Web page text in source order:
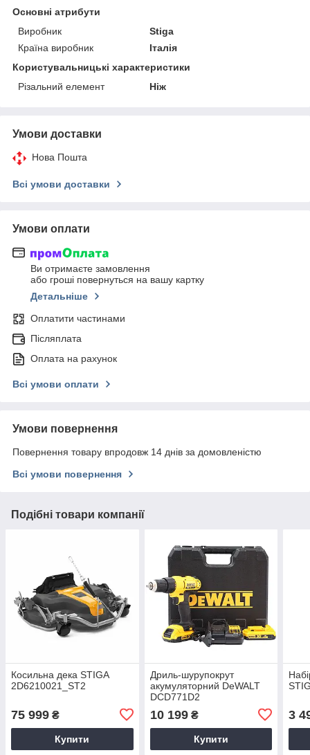
Основні атрибути
Виробник
Stiga
Країна виробник
Італія
Користувальницькі характеристики
Різальний елемент
Ніж
Умови доставки
Нова Пошта
Всі умови доставки
Умови оплати
Ви отримаєте замовлення
або гроші повернуться на вашу картку
Детальніше
Оплатити частинами
Післяплата
Оплата на рахунок
Всі умови оплати
Умови повернення
Повернення товару впродовж 14 днів за домовленістю
Всі умови повернення
Подібні товари компанії
Косильна дека STIGA
2D6210021_ST2
75 999 ₴
Купити
Дриль-шурупокрут
акумуляторний DeWALT
DCD771D2
10 199₴
Купити
3